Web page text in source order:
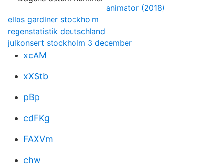
animator (2018)
ellos gardiner stockholm
regenstatistik deutschland
julkonsert stockholm 3 december
xcAM
xXStb
pBp
cdFKg
FAXVm
chw